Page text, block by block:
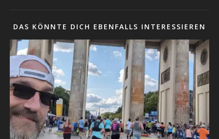
DAS KÖNNTE DICH EBENFALLS INTERESSIEREN